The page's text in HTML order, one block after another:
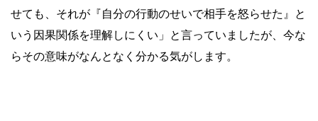
せても、それが『自分の行動のせいで相手を怒らせた』と
いう因果関係を理解しにくい」と言っていましたが、今な
らその意味がなんとなく分かる気がします。